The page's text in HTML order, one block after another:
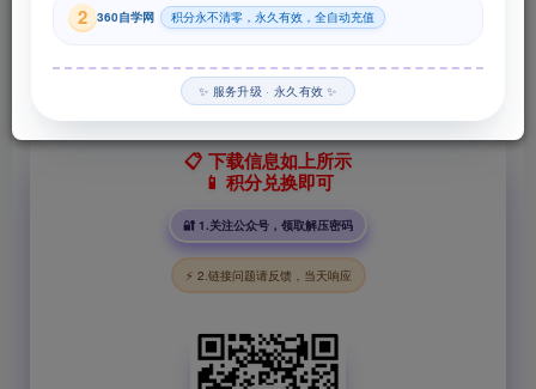
📋 下载信息如上所示
📱 积分兑换即可
🔐 1.关注公众号，领取解压密码
⚡ 2.链接问题请反馈，当天响应
2 360自学网 积分永不清零，永久有效，全自动充值
✨ 服务升级 · 永久有效 ✨